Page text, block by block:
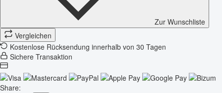
Zur Wunschliste
Vergleichen
Kostenlose Rücksendung innerhalb von 30 Tagen
Sichere Transaktion
Share: